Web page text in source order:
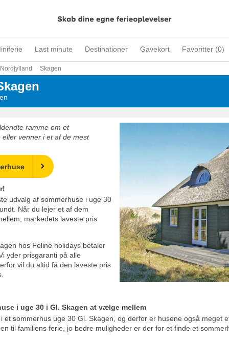
Last minute Destinationer Gavekort Favoritter (0)
Nordjylland Skagen
ramme om et
venner i et af de mest
udvalg af sommerhuse i uge 30
Når du lejer et af dem
markedets laveste pris
hos Feline holidays betaler
yder prisgaranti på alle
vil du altid få den laveste pris
i uge 30 i Gl. Skagen at vælge mellem
sommerhus uge 30 Gl. Skagen, og derfor er husene også meget
til familiens ferie, jo bedre muligheder er der for et finde et